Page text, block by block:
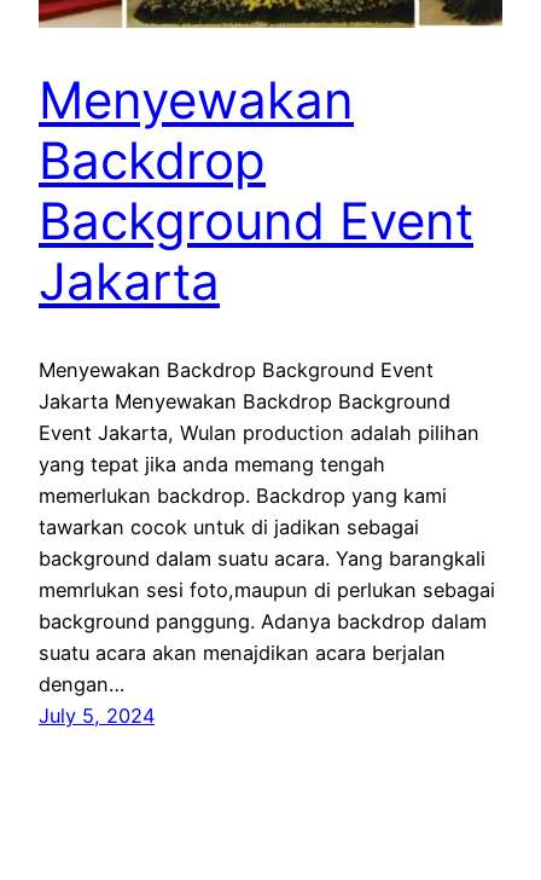
Menyewakan
Backdrop
Background Event
Jakarta
Menyewakan Backdrop Background Event
Jakarta Menyewakan Backdrop Background
Event Jakarta, Wulan production adalah pilihan
yang tepat jika anda memang tengah
memerlukan backdrop. Backdrop yang kami
tawarkan cocok untuk di jadikan sebagai
background dalam suatu acara. Yang barangkali
memrlukan sesi foto,maupun di perlukan sebagai
background panggung. Adanya backdrop dalam
suatu acara akan menajdikan acara berjalan
dengan…
July 5, 2024